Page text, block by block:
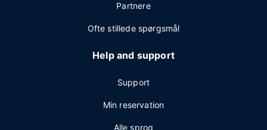
Partnere
Ofte stillede spørgsmål
Help and support
Support
Min reservation
Alle sprog